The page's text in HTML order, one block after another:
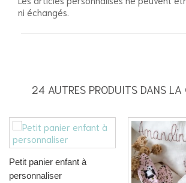
ni échangés.
24 AUTRES PRODUITS DANS LA
Petit panier enfant à
personnaliser